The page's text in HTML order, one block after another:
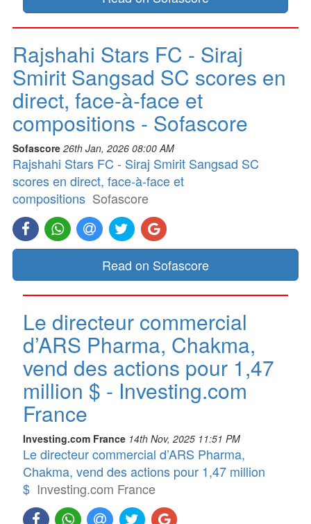
Rajshahi Stars FC - Siraj
Smirit Sangsad SC scores en
direct, face-à-face et
compositions - Sofascore
Sofascore 26th Jan, 2026 08:00 AM
Rajshahi Stars FC - Siraj Smirit Sangsad SC
scores en direct, face-à-face et
compositions Sofascore
Read on Sofascore
Le directeur commercial
d’ARS Pharma, Chakma,
vend des actions pour 1,47
million $ - Investing.com
France
Investing.com France 14th Nov, 2025 11:51 PM
Le directeur commercial d’ARS Pharma,
Chakma, vend des actions pour 1,47 million
$ Investing.com France